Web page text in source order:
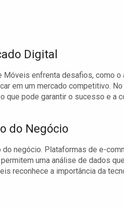
Digital
enfrenta desafios, como
em um mercado competitivo.
que pode garantir o sucesso e a
do Negócio
negócio. Plataformas de e-
uma análise de dados
reconhece a importância da